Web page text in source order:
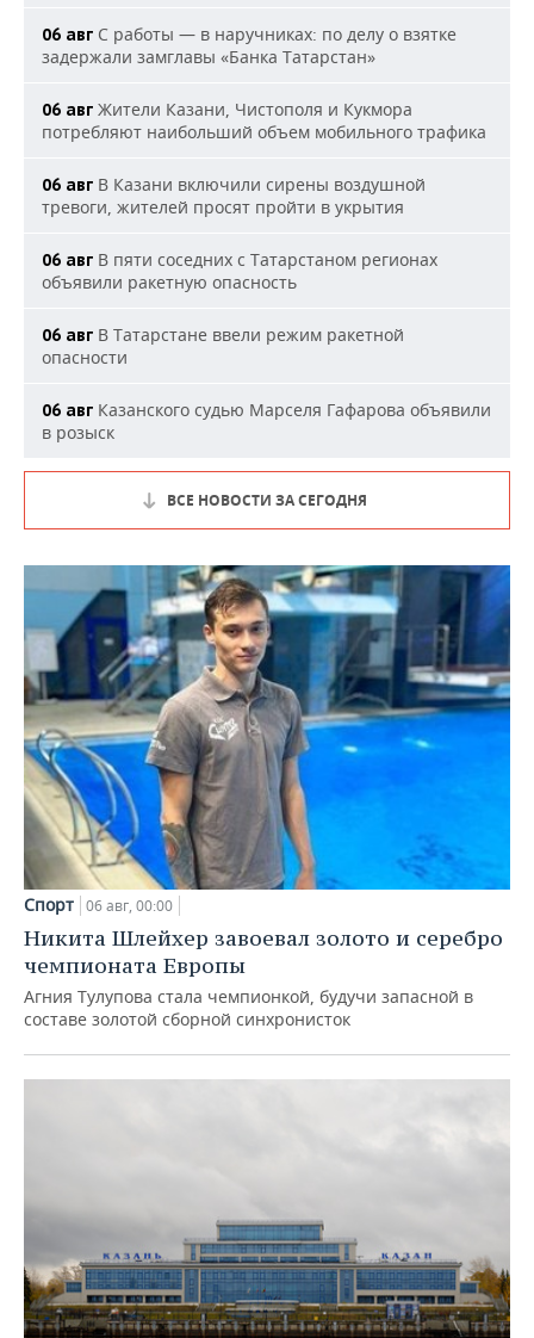
06 авг С работы — в наручниках: по делу о взятке
задержали замглавы «Банка Татарстан»
06 авг Жители Казани, Чистополя и Кукмора
потребляют наибольший объем мобильного трафика
06 авг В Казани включили сирены воздушной
тревоги, жителей просят пройти в укрытия
06 авг В пяти соседних с Татарстаном регионах
объявили ракетную опасность
06 авг В Татарстане ввели режим ракетной
опасности
06 авг Казанского судью Марселя Гафарова объявили
в розыск
ВСЕ НОВОСТИ ЗА СЕГОДНЯ
Спорт 06 авг, 00:00
Никита Шлейхер завоевал золото и серебро
чемпионата Европы
Агния Тулупова стала чемпионкой, будучи запасной в
составе золотой сборной синхронисток